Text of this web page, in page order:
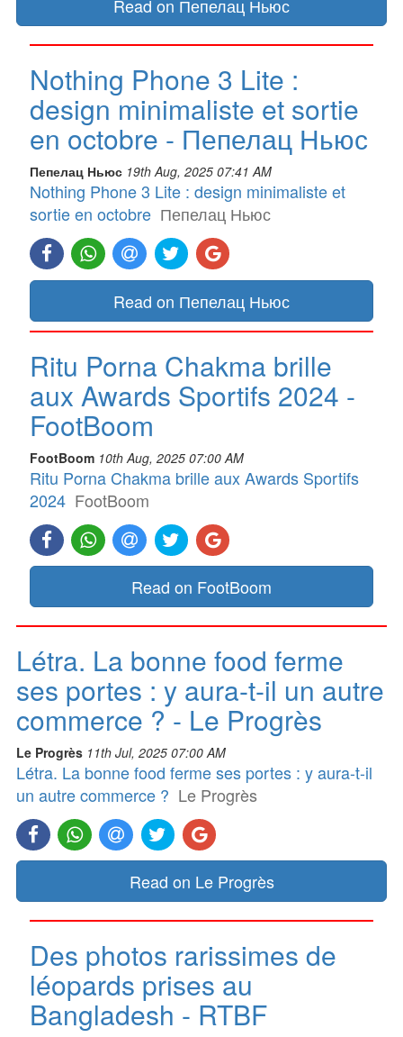
Read on Пепелац Ньюс
Nothing Phone 3 Lite :
design minimaliste et sortie
en octobre - Пепелац Ньюс
Пепелац Ньюс 19th Aug, 2025 07:41 AM
Nothing Phone 3 Lite : design minimaliste et
sortie en octobre Пепелац Ньюс
Read on Пепелац Ньюс
Ritu Porna Chakma brille
aux Awards Sportifs 2024 -
FootBoom
FootBoom 10th Aug, 2025 07:00 AM
Ritu Porna Chakma brille aux Awards Sportifs
2024 FootBoom
Read on FootBoom
Létra. La bonne food ferme
ses portes : y aura-t-il un autre
commerce ? - Le Progrès
Le Progrès 11th Jul, 2025 07:00 AM
Létra. La bonne food ferme ses portes : y aura-t-il
un autre commerce ? Le Progrès
Read on Le Progrès
Des photos rarissimes de
léopards prises au
Bangladesh - RTBF